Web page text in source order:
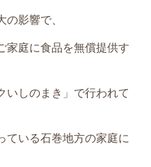
影響で、
家庭に食品を無償提供す
いしのまき」で行われて
ている石巻地方の家庭に